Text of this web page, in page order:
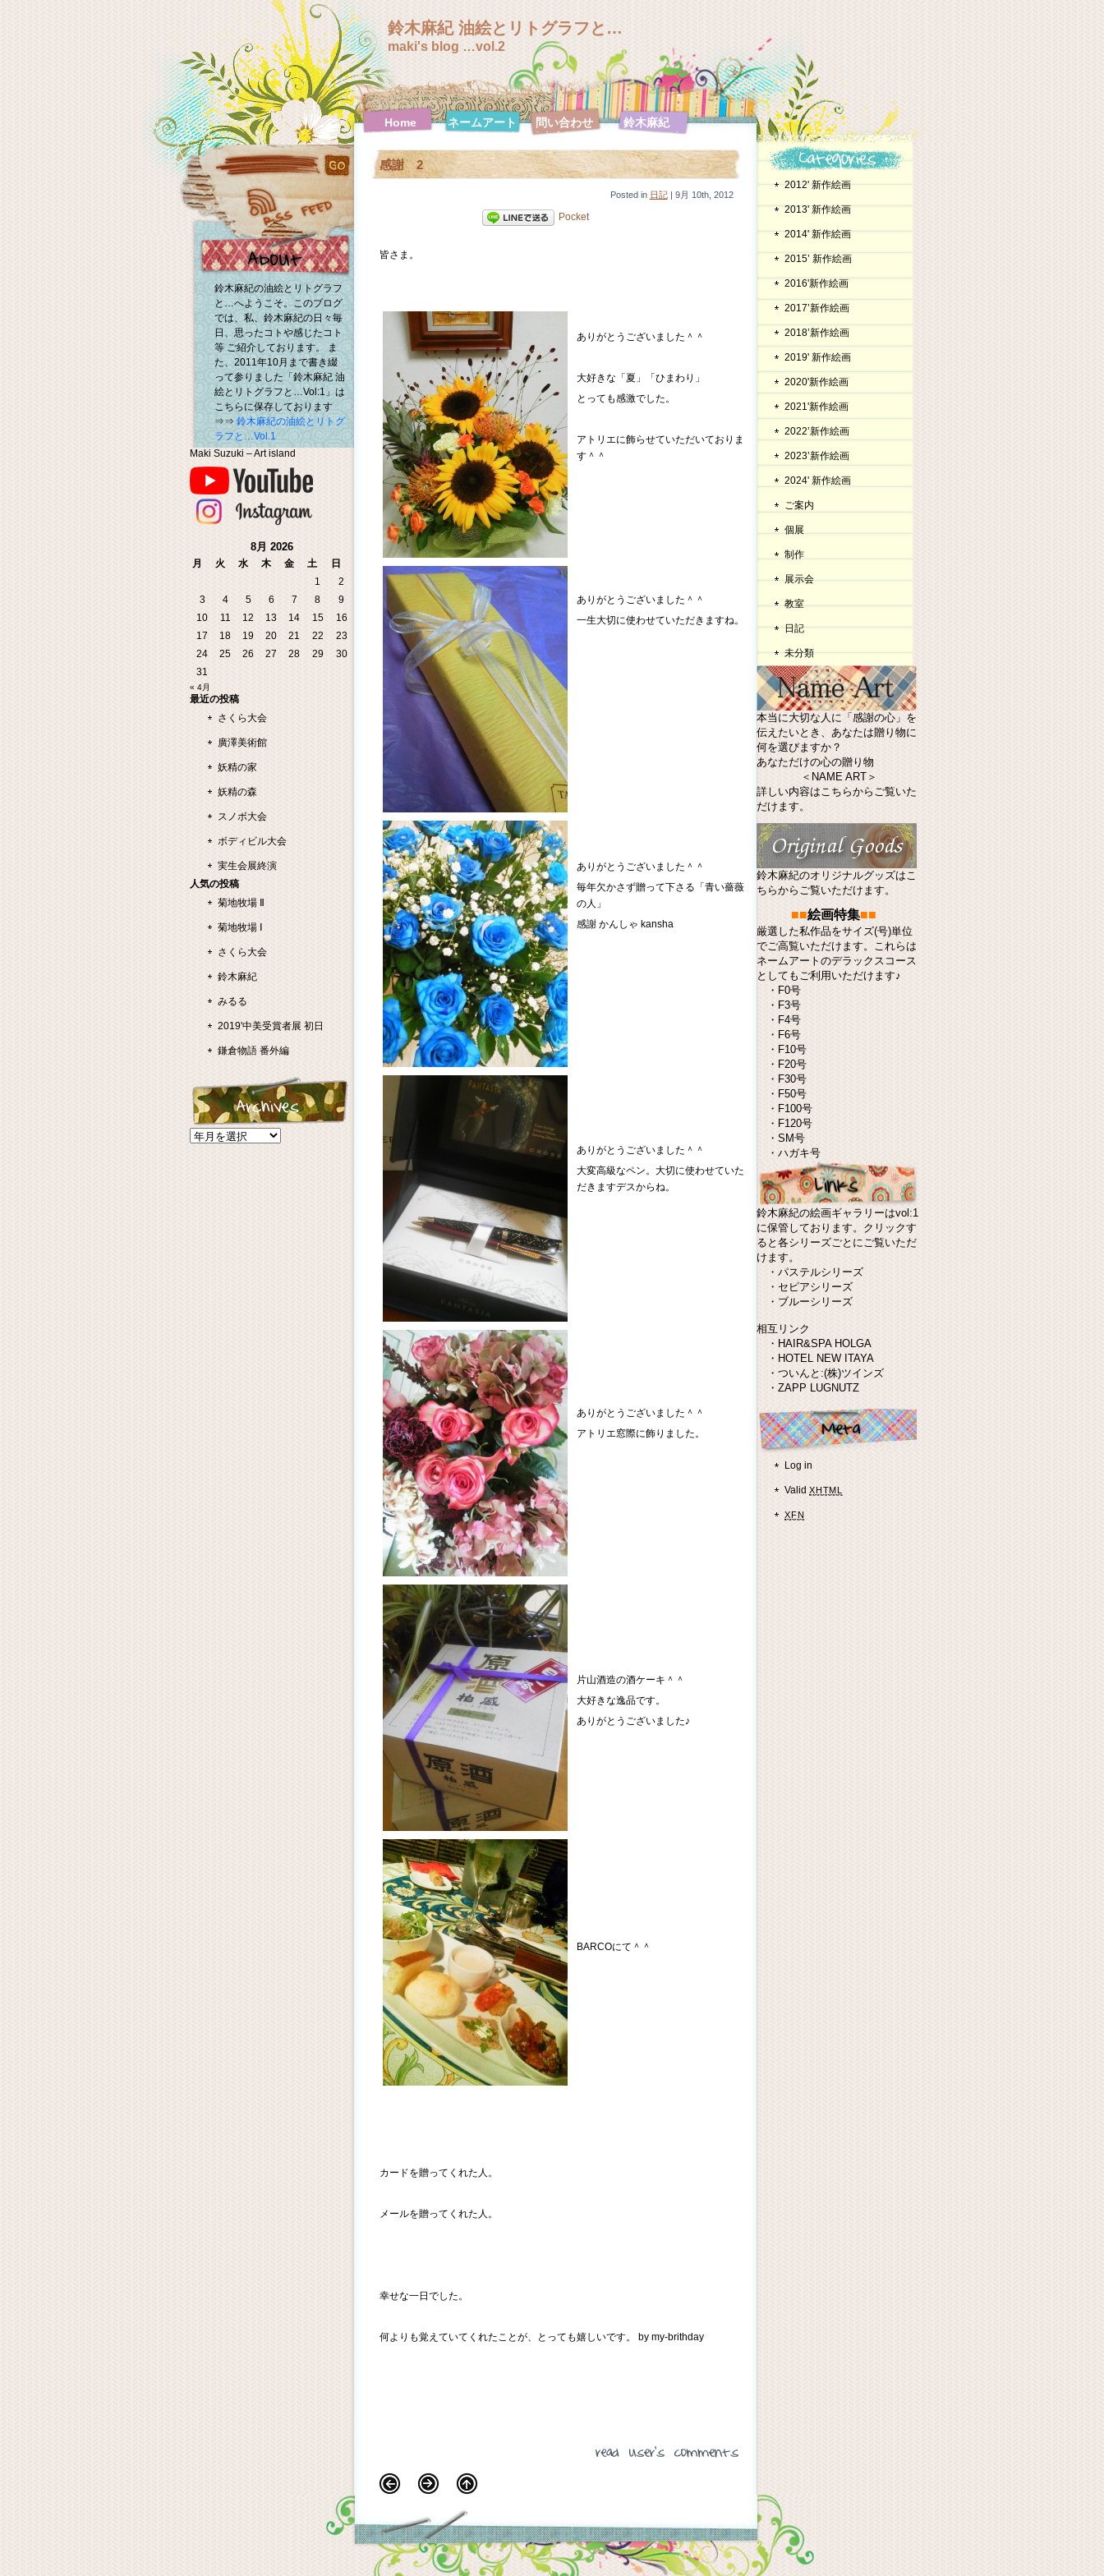
鈴木麻紀 油絵とリトグラフと…
maki's blog …vol.2
Home ネームアート 問い合わせ
鈴木麻紀
鈴木麻紀 絵
画特集
鈴木麻紀 絵
画特集【F0
号シリーズ】
鈴木麻紀 絵
画特集
【F100号シ
リーズ】
鈴木麻紀 絵
画特集【F10
号シリーズ】
鈴木麻紀 絵
画特集
画特集【F20
号シリーズ】
号シリーズ】
号シリーズ】
ズ】
鈴木麻紀の油絵とリトグラフ
と…へようこそ。このブログ
では、私、鈴木麻紀の日々毎
日、思ったコトや感じたコト
等 ご紹介しております。 ま
た、2011年10月まで書き綴
って参りました「鈴木麻紀 油
絵とリトグラフと…Vol:1」は
こちらに保存しております
⇒⇒ 鈴木麻紀の油絵とリトグ
ラフと…Vol.1
Maki Suzuki – Art island
8月 2026
月 火 水 木 金 土
日
1
2
3
4 5 6 7 8
9
10
11 12 13 14 15
16
17
18 19 20 21 22
23
24
25 26 27 28 29
30
31
« 4月
最近の投稿
さくら大会
廣澤美術館
妖精の家
妖精の森
スノボ大会
ボディビル大会
実生会展終演
人気の投稿
菊地牧場 Ⅱ
菊地牧場 Ⅰ
さくら大会
鈴木麻紀
みるる
2019'中美受賞者展 初日
鎌倉物語 番外編
感謝 2
Posted in 日記| 9月 10th, 2012
Pocket
皆さま。
ありがとうございました＾＾
大好きな「夏」「ひまわり」
とっても感激でした。
アトリエに飾らせていただいておりま
す＾＾
ありがとうございました＾＾
一生大切に使わせていただきますね。
ありがとうございました＾＾
毎年欠かさず贈って下さる「青い薔薇
の人」
感謝 かんしゃ kansha
ありがとうございました＾＾
大変高級なペン。大切に使わせていた
だきますデスからね。
ありがとうございました＾＾
アトリエ窓際に飾りました。
片山酒造の酒ケーキ＾＾
大好きな逸品です。
ありがとうございました♪
BARCOにて＾＾
カードを贈ってくれた人。
メールを贈ってくれた人。
幸せな一日でした。
何よりも覚えていてくれたことが、とっても嬉しいです。 by my-brithday
2012' 新作絵画
2013' 新作絵画
2014' 新作絵画
2015’ 新作絵画
2016'新作絵画
2017’新作絵画
2018’新作絵画
2019' 新作絵画
2020'新作絵画
2021'新作絵画
2022’新作絵画
2023’新作絵画
2024' 新作絵画
ご案内
個展
制作
展示会
教室
日記
未分類
本当に大切な人に「感謝の心」を
伝えたいとき、あなたは贈り物に
何を選びますか？
あなただけの心の贈り物
＜NAME ART＞
詳しい内容はこちらからご覧いた
だけます。
鈴木麻紀のオリジナルグッズはこ
ちらからご覧いただけます。
■■絵画特集■■
厳選した私作品をサイズ(号)単位
でご高覧いただけます。これらは
ネームアート のデラックスコース
としてもご利用いただけます♪
・ F0号
・ F3号
・ F4号
・ F6号
・ F10号
・ F20号
・ F30号
・ F50号
・ F100号
・ F120号
・ SM号
・ ハガキ号
鈴木麻紀の絵画ギャラリーはvol:1
に保管しております。クリックす
ると各シリーズごとにご覧いただ
けます。
・ パステルシリーズ
・ セピアシリーズ
・ ブルーシリーズ
相互リンク
・ HAIR&SPA HOLGA
・ HOTEL NEW ITAYA
・ ついんと:(株)ツインズ
・ ZAPP LUGNUTZ
Log in
Valid XHTML
XFN